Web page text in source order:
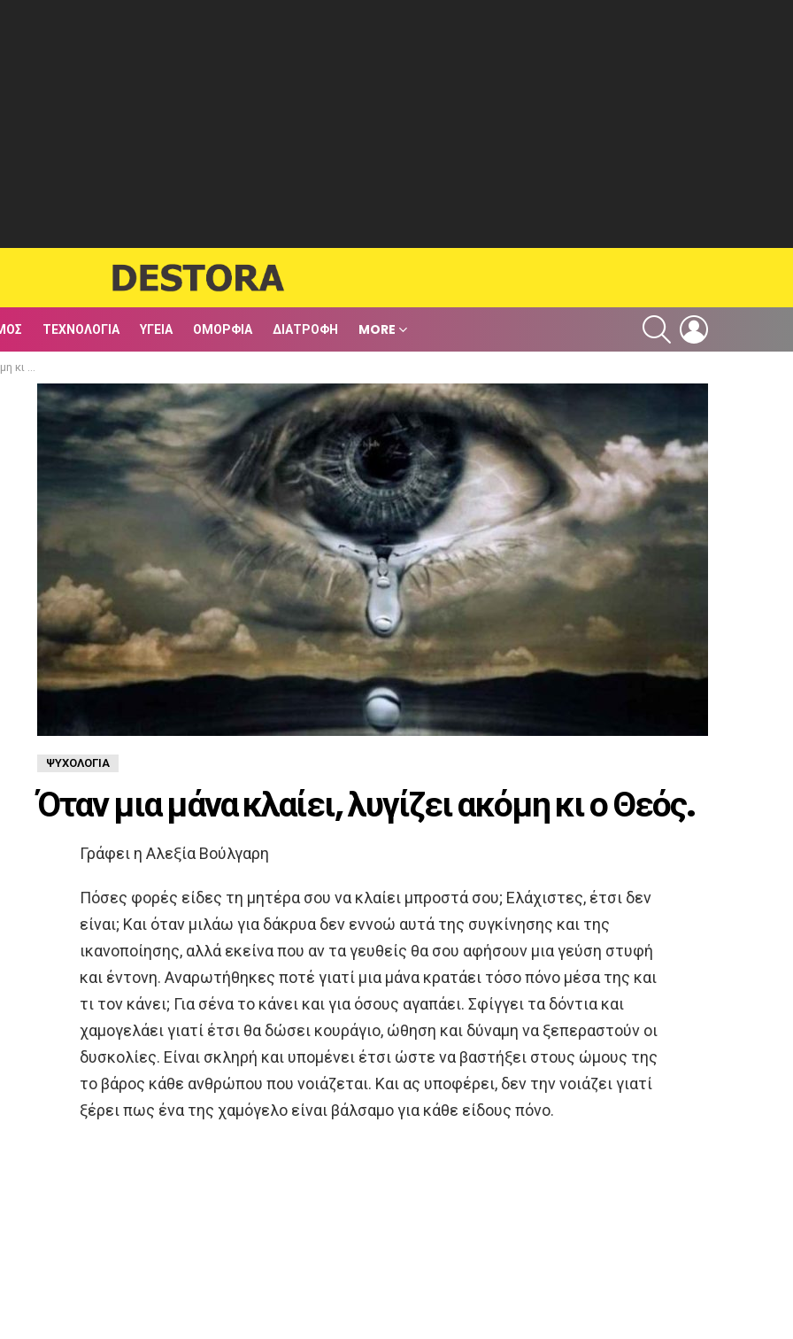
ΤΕΧΝΟΛΟΓΊΑ ΥΓΕΊΑ ΟΜΟΡΦΙΆ ΔΙΑΤΡΟΦΉ MORE
SEARCH
ΨΥΧΟΛΟΓΊΑ
Όταν μια μάνα κλαίει, λυγίζει ακόμη κι ο Θεός.
Γράφει η Αλεξία Βούλγαρη
Πόσες φορές είδες τη μητέρα σου να κλαίει μπροστά σου; Ελάχιστες, έτσι δεν
είναι; Και όταν μιλάω για δάκρυα δεν εννοώ αυτά της συγκίνησης και της
ικανοποίησης, αλλά εκείνα που αν τα γευθείς θα σου αφήσουν μια γεύση στυφή
και έντονη. Αναρωτήθηκες ποτέ γιατί μια μάνα κρατάει τόσο πόνο μέσα της και
τι τον κάνει; Για σένα το κάνει και για όσους αγαπάει. Σφίγγει τα δόντια και
χαμογελάει γιατί έτσι θα δώσει κουράγιο, ώθηση και δύναμη να ξεπεραστούν οι
δυσκολίες. Είναι σκληρή και υπομένει έτσι ώστε να βαστήξει στους ώμους της
το βάρος κάθε ανθρώπου που νοιάζεται. Και ας υποφέρει, δεν την νοιάζει γιατί
ξέρει πως ένα της χαμόγελο είναι βάλσαμο για κάθε είδους πόνο.